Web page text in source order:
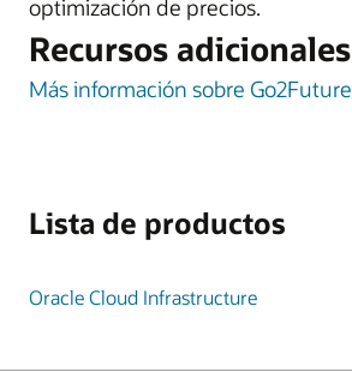
optimización de precios.
Recursos adicionales
Más información sobre Go2Future
Lista de productos
Oracle Cloud Infrastructure